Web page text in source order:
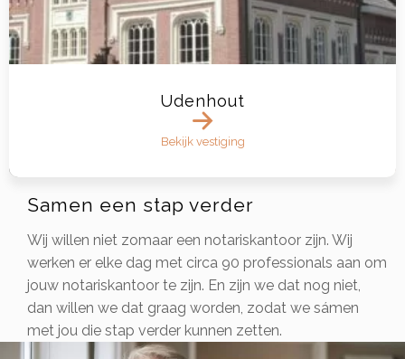
Udenhout
Bekijk vestiging
Samen een stap verder
Wij willen niet zomaar een notariskantoor zijn. Wij
werken er elke dag met circa 90 professionals aan om
jouw notariskantoor te zijn. En zijn we dat nog niet,
dan willen we dat graag worden, zodat we sámen
met jou die stap verder kunnen zetten.